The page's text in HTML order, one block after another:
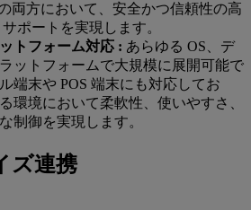
両方において、安全かつ信頼性の高
ポートを実現します。
トフォーム対応 : あらゆる OS、デ
ットフォームで大規模に展開可能で
端末や POS 端末にも対応してお
環境において柔軟性、使いやすさ、
制御を実現します。
ズ連携